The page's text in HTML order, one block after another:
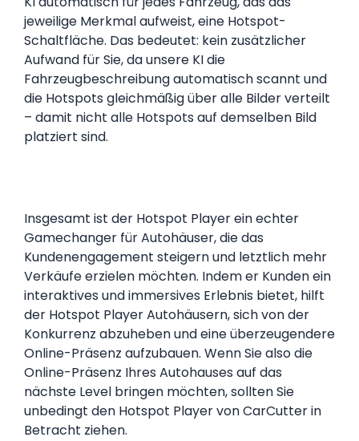
jeweilige Merkmal aufweist, eine Hotspot-
Schaltfläche. Das bedeutet: kein zusätzlicher
Aufwand für Sie, da unsere KI die
Fahrzeugbeschreibung automatisch scannt und
die Hotspots gleichmäßig über alle Bilder verteilt
– damit nicht alle Hotspots auf demselben Bild
platziert sind.
Insgesamt ist der Hotspot Player ein echter
Gamechanger für Autohäuser, die das
Kundenengagement steigern und letztlich mehr
Verkäufe erzielen möchten. Indem er Kunden ein
interaktives und immersives Erlebnis bietet, hilft
der Hotspot Player Autohäusern, sich von der
Konkurrenz abzuheben und eine überzeugendere
Online-Präsenz aufzubauen. Wenn Sie also die
Online-Präsenz Ihres Autohauses auf das
nächste Level bringen möchten, sollten Sie
unbedingt den Hotspot Player von CarCutter in
Betracht ziehen.